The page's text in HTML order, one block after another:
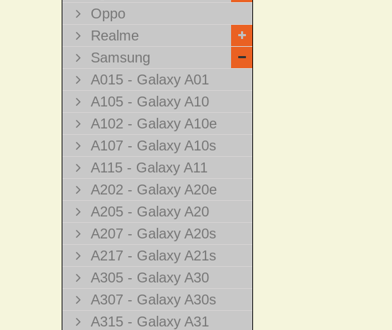
Oppo
Realme
Samsung
A015 - Galaxy A01
A105 - Galaxy A10
A102 - Galaxy A10e
A107 - Galaxy A10s
A115 - Galaxy A11
A202 - Galaxy A20e
A205 - Galaxy A20
A207 - Galaxy A20s
A217 - Galaxy A21s
A305 - Galaxy A30
A307 - Galaxy A30s
A315 - Galaxy A31